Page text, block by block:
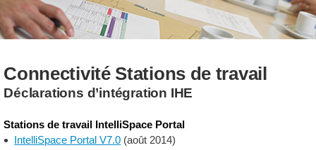
Connectivité Stations de travail
Déclarations d’intégration IHE
Stations de travail IntelliSpace Portal
IntelliSpace Portal V7.0 (août 2014)